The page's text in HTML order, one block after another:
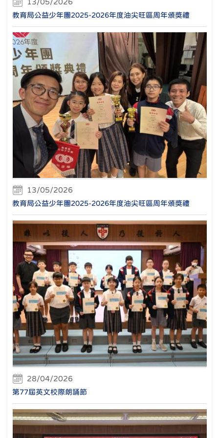
教育局公益少年團2025-2026年度油尖旺區周年頒獎禮
13/05/2026
教育局公益少年團2025-2026年度油尖旺區周年頒獎禮
28/04/2026
第77屆英文校際朗誦節